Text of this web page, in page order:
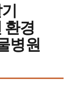
환경
병원